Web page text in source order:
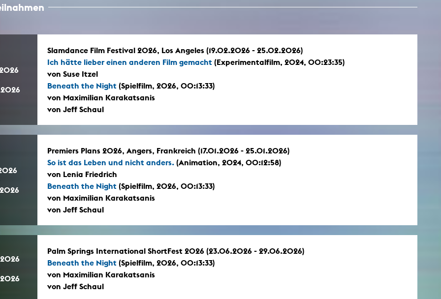
Slamdance Film Festival 2026, Los Angeles (19.02.2026 - 25.02.2026)
Ich hätte lieber einen anderen Film gemacht (Experimentalfilm, 2024, 00:23:35)
von Suse Itzel
Beneath the Night (Spielfilm, 2026, 00:13:33)
von Maximilian Karakatsanis
von Jeff Schaul
Premiers Plans 2026, Angers, Frankreich (17.01.2026 - 25.01.2026)
So ist das Leben und nicht anders. (Animation, 2024, 00:12:58)
von Lenia Friedrich
Beneath the Night (Spielfilm, 2026, 00:13:33)
von Maximilian Karakatsanis
von Jeff Schaul
Palm Springs International ShortFest 2026 (23.06.2026 - 29.06.2026)
Beneath the Night (Spielfilm, 2026, 00:13:33)
von Maximilian Karakatsanis
von Jeff Schaul